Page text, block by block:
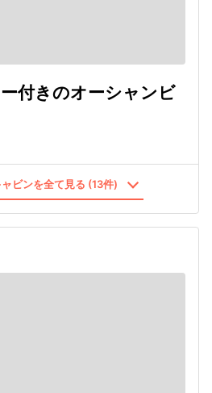
付きのオーシャンビ
ビンを全て見る (13件)